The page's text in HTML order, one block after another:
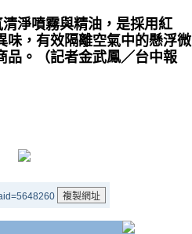
淨噴霧與精油，是採用紅
味，有效隔離空氣中的懸浮微
品。（記者金武鳳／台中報